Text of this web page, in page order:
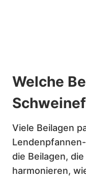
Welche
Viele Beilagen
die Beilagen,
harmonieren,